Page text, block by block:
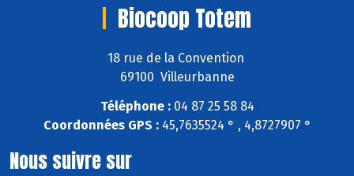
Biocoop Totem
18 rue de la Convention
69100 Villeurbanne
Téléphone :04 87 25 58 84
Coordonnées GPS :45,7635524 ° , 4,8727907 °
Nous suivre sur